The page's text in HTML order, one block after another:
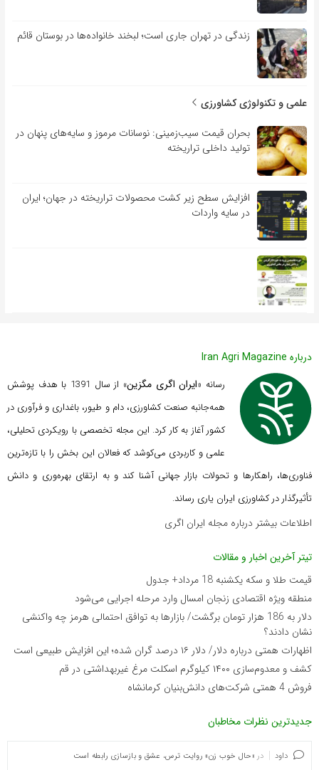
زندگی در تهران جاری است؛ لبخند خانواده‌ها در بوستان قائم
علمی و تکنولوژی کشاورزی
بحران قیمت سیب‌زمینی: نوسانات مرموز و سایه‌های پنهان در
تولید داخلی تراریخته
افزایش سطح زیر کشت محصولات تراریخته در جهان؛ ایران
در سایه واردات
درباره Iran Agri Magazine
رسانه «ایران اگری مگزین
» از سال 1391 با هدف پوشش
همه‌جانبه صنعت کشاورزی، دام و طیور، باغداری و فرآوری در
کشور آغاز به کار کرد. این مجله تخصصی با رویکردی تحلیلی،
علمی و کاربردی می‌کوشد که فعالان این بخش را با تازه‌ترین
فناوری‌ها، راهکارها و تحولات بازار جهانی آشنا کند و به ارتقای بهره‌وری و دانش
تأثیرگذار در کشاورزی ایران یاری رساند.
اطلاعات بیشتر درباره مجله ایران اگری
تیتر آخرین اخبار و مقالات
قیمت طلا و سکه یکشنبه 18 مرداد+ جدول
منطقه ویژه اقتصادی زنجان امسال وارد مرحله اجرایی می‌شود
دلار به 186 هزار تومان برگشت/ بازارها به توافق احتمالی هرمز چه واکنشی
نشان دادند؟
اظهارات همتی درباره دلار/ دلار ۱۶ درصد گران شده؛ این افزایش طبیعی است
کشف و معدوم‌سازی ۱۴۰۰ کیلوگرم اسکلت مرغ غیربهداشتی در قم
فروش 4 همتی شرکت‌های دانش‌بنیان کرمانشاه
جدیدترین نظرات مخاطبان
داود در «حال خوب زن» روایت ترس، عشق و بازسازی رابطه است